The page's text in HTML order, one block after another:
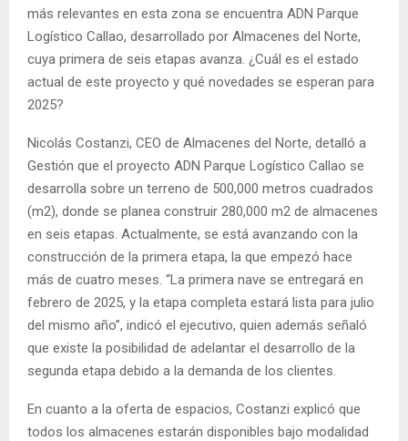
más relevantes en esta zona se encuentra ADN Parque
Logístico Callao, desarrollado por Almacenes del Norte,
cuya primera de seis etapas avanza. ¿Cuál es el estado
actual de este proyecto y qué novedades se esperan para
2025?
Nicolás Costanzi, CEO de Almacenes del Norte, detalló a
Gestión que el proyecto ADN Parque Logístico Callao se
desarrolla sobre un terreno de 500,000 metros cuadrados
(m2), donde se planea construir 280,000 m2 de almacenes
en seis etapas. Actualmente, se está avanzando con la
construcción de la primera etapa, la que empezó hace
más de cuatro meses. “La primera nave se entregará en
febrero de 2025, y la etapa completa estará lista para julio
del mismo año”, indicó el ejecutivo, quien además señaló
que existe la posibilidad de adelantar el desarrollo de la
segunda etapa debido a la demanda de los clientes.
En cuanto a la oferta de espacios, Costanzi explicó que
todos los almacenes estarán disponibles bajo modalidad